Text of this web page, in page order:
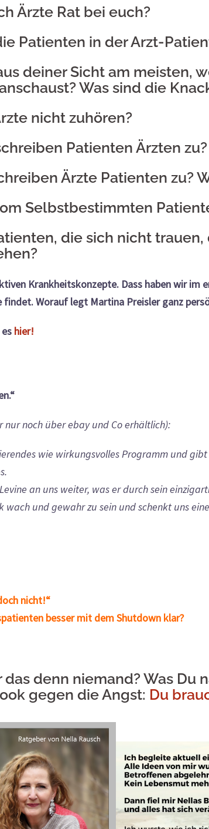
Ärzte Rat bei euch?
Patienten in der Arzt-
deiner Sicht am meisten,
Was sind die
nicht zuhören?
Patienten Ärzten
Ärzte Patienten zu?
Selbstbestimmten
die sich nicht
Krankheitskonzepte. Dass haben wir
Worauf legt Martina Preisler ganz
hier!
nur noch über ebay und Co erhältlich):
wie wirkungsvolles Programm und
an uns weiter, was er durch sein
und gewahr zu sein und schenkt uns
nicht!“
besser mit dem Shutdown klar?
das denn niemand? Was Du
gegen die Angst: Du